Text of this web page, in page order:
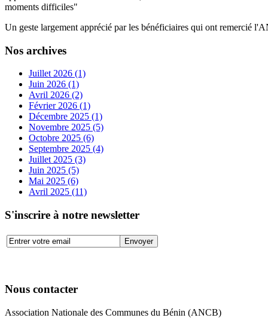
moments difficiles"
Un geste largement apprécié par les bénéficiaires qui ont remercié
Nos archives
Juillet 2026 (1)
Juin 2026 (1)
Avril 2026 (2)
Février 2026 (1)
Décembre 2025 (1)
Novembre 2025 (5)
Octobre 2025 (6)
Septembre 2025 (4)
Juillet 2025 (3)
Juin 2025 (5)
Mai 2025 (6)
Avril 2025 (11)
S'inscrire à notre newsletter
Nous contacter
Association Nationale des Communes du Bénin (ANCB)